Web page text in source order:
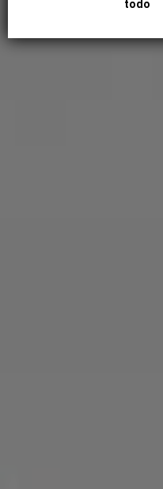
todo